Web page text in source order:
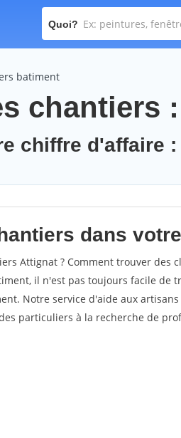
Quoi?
batiment
chantiers
chiffre d'affaire
dans
Attignat ? Comment trouver des
il n'est pas toujours facile de
Notre service d'aide aux
particuliers à la recherche de